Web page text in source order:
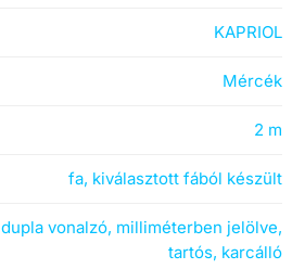
KAPRIOL
Mércék
2 m
fa, kiválasztott fából készült
dupla vonalzó, milliméterben jelölve,
tartós, karcálló